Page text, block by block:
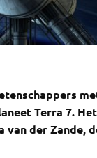
Terra 7.
der Zande,